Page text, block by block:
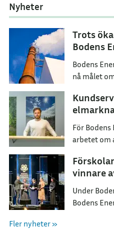
Nyheter
Trots
Bodens
framtid
Bodens
nå målet
För
arbetet om
dem i deras
vinnare
Under
Bodens
Fler nyheter »